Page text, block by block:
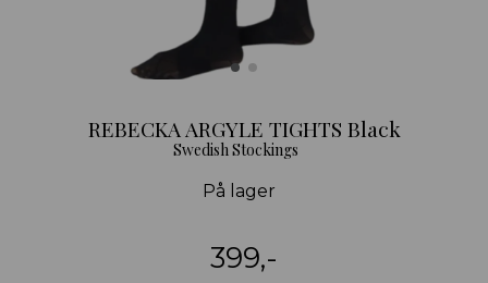
REBECKA ARGYLE TIGHTS Black
Swedish Stockings
På lager
399,-